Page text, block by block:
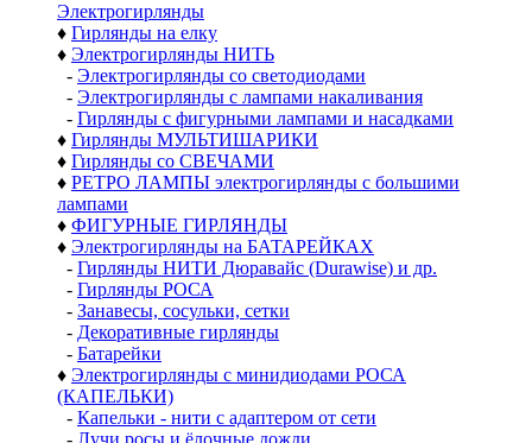
Электро­гирлянды
♦ Гирлянды на елку
♦ Электрогирлянды НИТЬ
- Электрогирлянды со светодиодами
- Электрогирлянды с лампами накаливания
- Гирлянды с фигурными лампами и насадками
♦ Гирлянды МУЛЬТИШАРИКИ
♦ Гирлянды со СВЕЧАМИ
♦ РЕТРО ЛАМПЫ электрогирлянды с большими
лампами
♦ ФИГУРНЫЕ ГИРЛЯНДЫ
♦ Электрогирлянды на БАТАРЕЙКАХ
- Гирлянды НИТИ Дюравайс (Durawise) и др.
- Гирлянды РОСА
- Занавесы, сосульки, сетки
- Декоративные гирлянды
- Батарейки
♦ Электрогирлянды с минидиодами РОСА
(КАПЕЛЬКИ)
- Капельки - нити с адаптером от сети
- Лучи росы и ёлочные дожди